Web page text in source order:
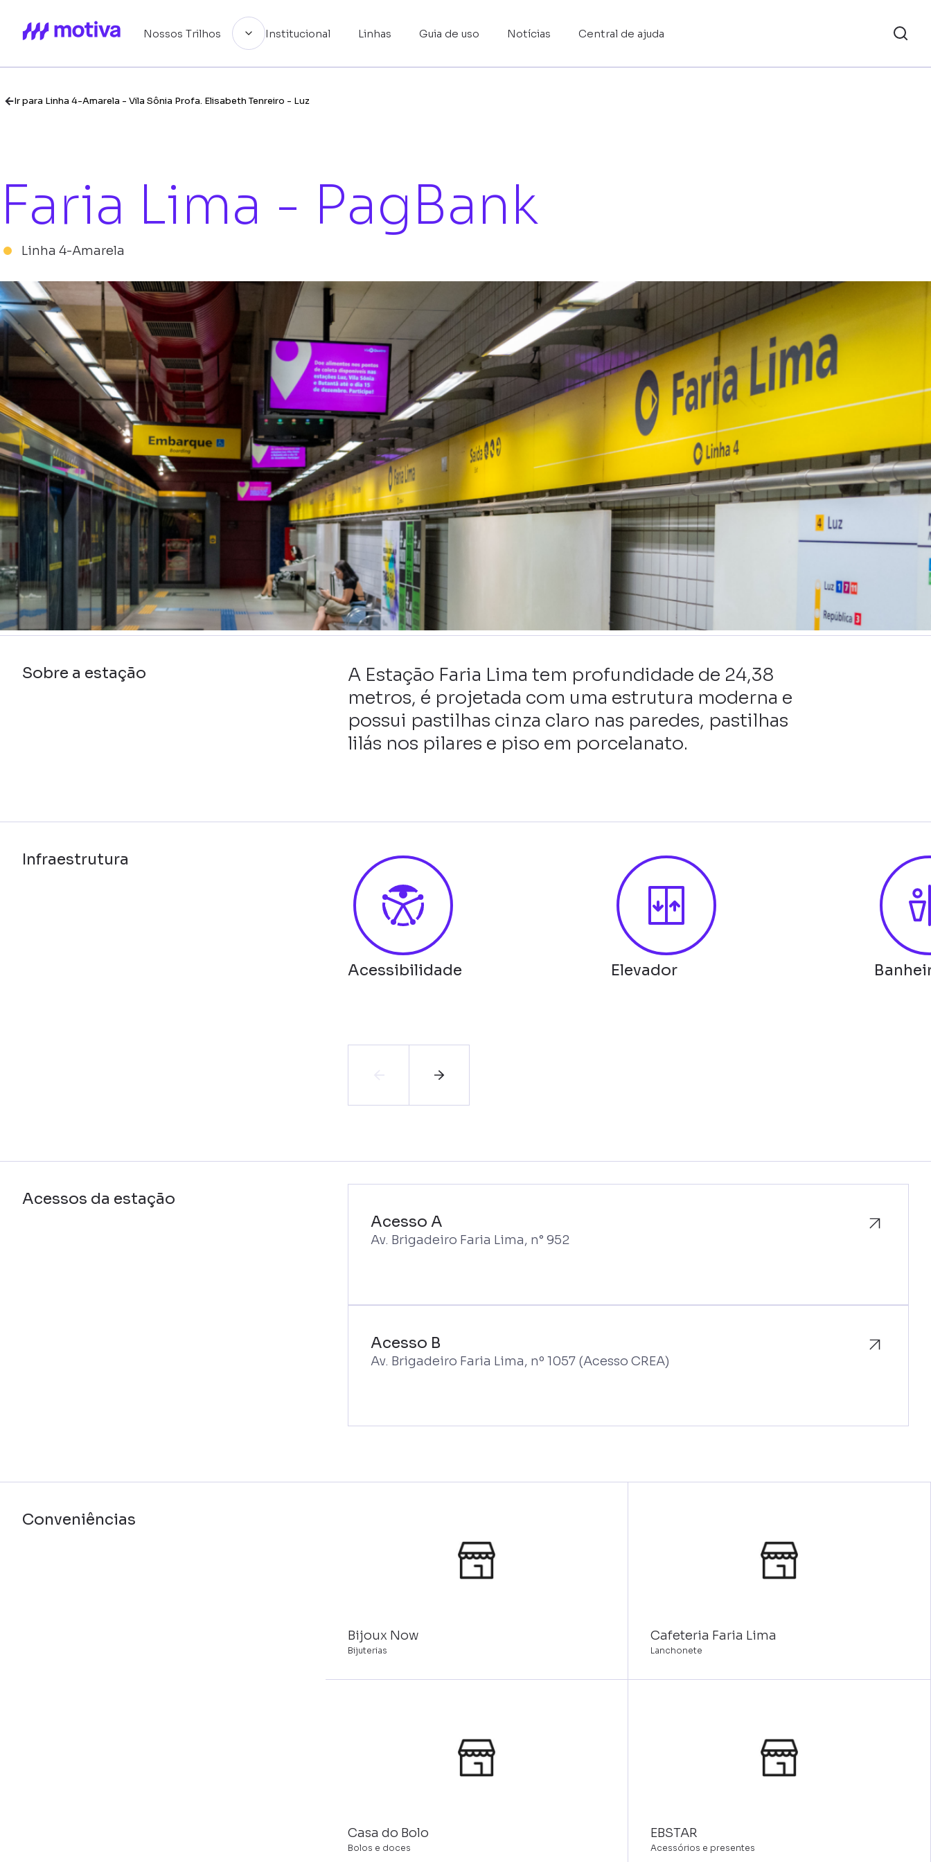
Nossos Trilhos Institucional Linhas Guia de uso Notícias Central de ajuda
Institucional
Guia de uso
Notícias
Central de ajuda
Ir para Linha 4-Amarela - Vila Sônia Profa. Elisabeth Tenreiro - Luz
Faria Lima - PagBank
Linha 4-Amarela
Sobre a estação
A Estação Faria Lima tem profundidade de 24,38
metros, é projetada com uma estrutura moderna e
possui pastilhas cinza claro nas paredes, pastilhas
lilás nos pilares e piso em porcelanato.
Infraestrutura
Acessibilidade Elevador
Acessos da estação
Acesso A
Av. Brigadeiro Faria Lima, n° 952
Acesso B
Av. Brigadeiro Faria Lima, nº 1057 (Acesso CREA)
Conveniências
Bijoux Now
Bijuterias
Cafeteria Faria Lima
Lanchonete
Casa do Bolo
Bolos e doces
EBSTAR
Acessórios e presentes